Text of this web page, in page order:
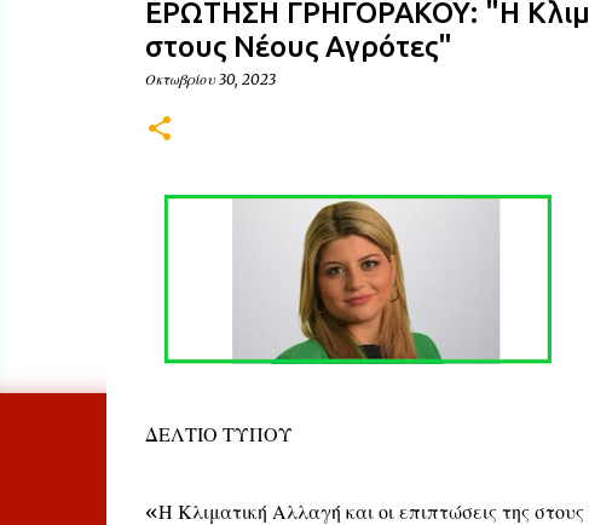
ΕΡΩΤΗΣΗ ΓΡΗΓΟΡΑΚΟΥ: "Η
στους Νέους Αγρότες"
Οκτωβρίου 30, 2023
ΔΕΛΤΙΟ ΤΥΠΟΥ
«Η Κλιματική Αλλαγή και οι επιπτώσεις της